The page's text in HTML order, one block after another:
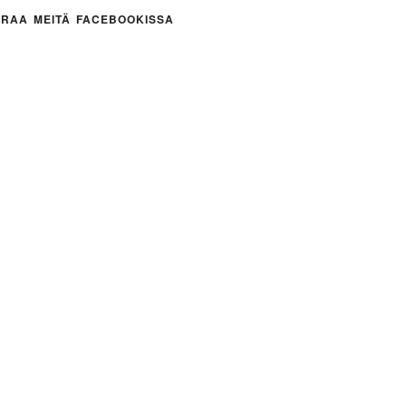
MEITÄ FACEBOOKISSA